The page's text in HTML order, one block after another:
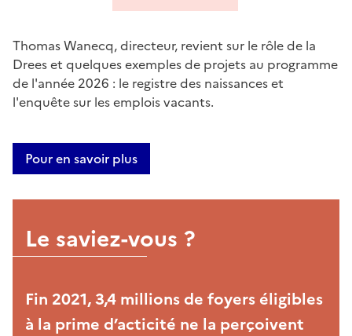
Thomas Wanecq, directeur, revient sur le rôle de la
Drees et quelques exemples de projets au programme
de l'année 2026 : le registre des naissances et
l'enquête sur les emplois vacants.
Pour en savoir plus
Le saviez-vous ?
Fin 2021, 3,4 millions de foyers éligibles
à la prime d’acticité ne la perçoivent